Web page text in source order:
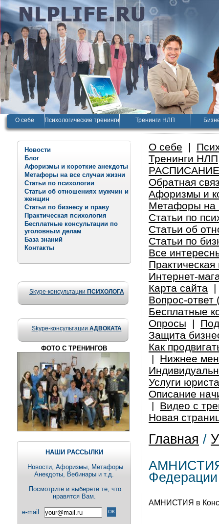
О себе Психологические тренинги Тренинги НЛП
Новости
Блог
Афоризмы и короткие анекдоты
Метафоры на все случаи жизни
Статьи по психологии
Статьи об отношениях мужчин и
женщин
Статьи по бизнесу и праву
Практическая психология
Бесплатные консультации по
уголовным делам
База знаний
Контакты
Skype-консультации ПСИХОЛОГА
Skype-консультации АДВОКАТА
ФОТО С ТРЕНИНГОВ
НАШИ РАССЫЛКИ
Новости, Aфоризмы, Метафоры
Анекдоты, Вебинары и т.д.
Посмотрите и выберете те, что
нравятся Вам.
e-mail
О себе |
Тренинги НЛП
Обратная
Афоризмы и
Метафоры на
Статьи по
Статьи об
Статьи по
Все
Практическая
Интернет-
Карта сайта
Вопрос-ответ
Бесплатные
Опросы |
Защита
Как
| Нижнее
Услуги юриста
Описание
| Видео с
Новая
Главная /
АМНИСТИЯ
Федерации
АМНИСТИЯ в